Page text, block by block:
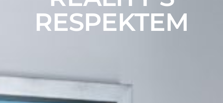
RESPEKTEM